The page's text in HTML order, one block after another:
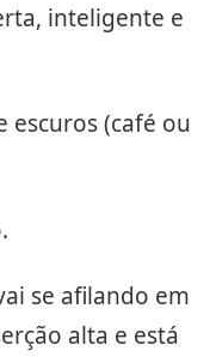
inteligente e
escuros (café ou
se afilando em
alta e está